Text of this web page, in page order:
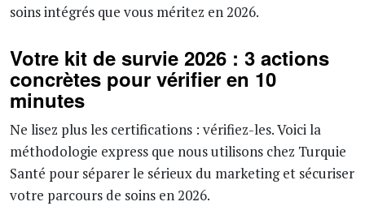
soins intégrés que vous méritez en 2026.
Votre kit de survie 2026 : 3 actions
concrètes pour vérifier en 10
minutes
Ne lisez plus les certifications : vérifiez-les. Voici la
méthodologie express que nous utilisons chez Turquie
Santé pour séparer le sérieux du marketing et sécuriser
votre parcours de soins en 2026.